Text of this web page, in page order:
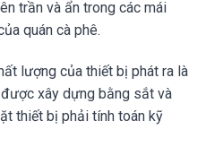
trần và ẩn trong các mái
quán cà phê.
lượng của thiết bị phát ra là
xây dựng bằng sắt và
thiết bị phải tính toán kỹ